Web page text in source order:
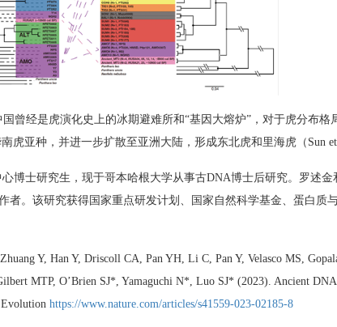
曾经是虎演化史上的冰期避难所和“基因大熔炉”，对于虎分布格
虎亚种，并进一步扩散至亚洲大陆，形成东北虎和里海虎（Sun et
博士研究生，现于哥本哈根大学从事古DNA博士后研究。罗述金
者。该研究获得国家重点研发计划、国家自然科学基金、蛋白质
Y, Han Y, Driscoll CA, Pan YH, Li C, Pan Y, Velasco MS,
MTP, O’Brien SJ*, Yamaguchi N*, Luo SJ* (2023). Ancient DNA
https://www.nature.com/articles/s41559-023-02185-8